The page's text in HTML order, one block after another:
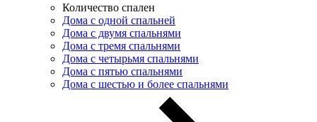
Количество спален
Дома с одной спальней
Дома с двумя спальнями
Дома с тремя спальнями
Дома с четырьмя спальнями
Дома с пятью спальнями
Дома с шестью и более спальнями